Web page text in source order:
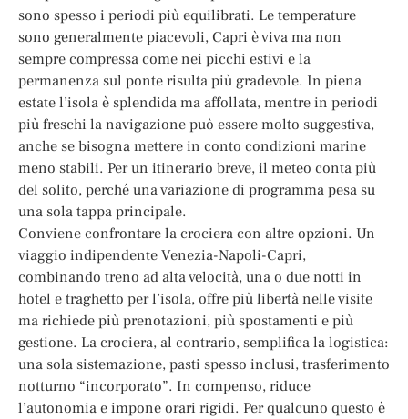
sono spesso i periodi più equilibrati. Le temperature
sono generalmente piacevoli, Capri è viva ma non
sempre compressa come nei picchi estivi e la
permanenza sul ponte risulta più gradevole. In piena
estate l’isola è splendida ma affollata, mentre in periodi
più freschi la navigazione può essere molto suggestiva,
anche se bisogna mettere in conto condizioni marine
meno stabili. Per un itinerario breve, il meteo conta più
del solito, perché una variazione di programma pesa su
una sola tappa principale.
Conviene confrontare la crociera con altre opzioni. Un
viaggio indipendente Venezia-Napoli-Capri,
combinando treno ad alta velocità, una o due notti in
hotel e traghetto per l’isola, offre più libertà nelle visite
ma richiede più prenotazioni, più spostamenti e più
gestione. La crociera, al contrario, semplifica la logistica:
una sola sistemazione, pasti spesso inclusi, trasferimento
notturno “incorporato”. In compenso, riduce
l’autonomia e impone orari rigidi. Per qualcuno questo è